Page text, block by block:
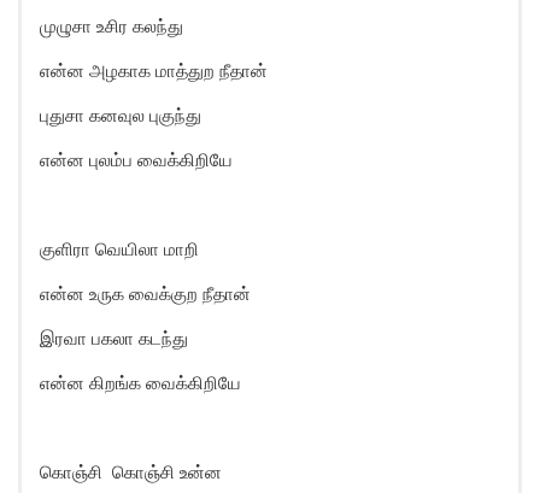
முழுசா உசிர கலந்து
என்ன அழகாக மாத்துற நீதான்
புதுசா கனவுல புகுந்து
என்ன புலம்ப வைக்கிறியே
குளிரா வெயிலா மாறி
என்ன உருக வைக்குற நீதான்
இரவா பகலா கடந்து
என்ன கிறங்க வைக்கிறியே
கொஞ்சி கொஞ்சி உன்ன